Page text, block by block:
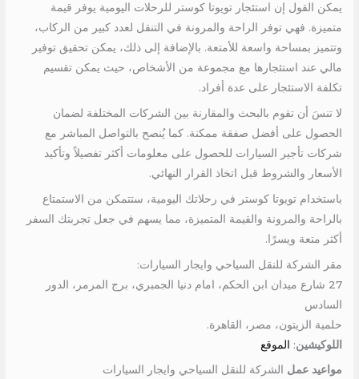
يمكن القول إن استئجار تويوتا كوستر للرحلات اليومية يوفر قيمة
متميزة. فهي توفر الراحة والمرونة في التنقل لعدد كبير من الركاب،
وتتميز بمساحة واسعة للأمتعة. بالإضافة إلى ذلك، يمكن تحقيق توفير
مالي عند استئجارها مع مجموعة من الأشخاص، حيث يمكن تقسيم
تكلفة الاستئجار على عدة أفراد.
لا تنسَ أن تقوم بالبحث والمقارنة بين الشركات المختلفة لضمان
الحصول على أفضل صفقة ممكنة. كما يُنصح بالتواصل المباشر مع
شركات تأجير السيارات للحصول على معلومات أكثر تفصيلاً وتأكيد
الأسعار والشروط قبل اتخاذ القرار النهائي.
باستخدام تويوتا كوستر في رحلاتك اليومية، ستتمكن من الاستمتاع
بالراحة والمرونة والقيمة المتميزة، مما يسهم في جعل تجربتك السفر
أكثر متعة ويسرًا.
مقر الشركة للنقل السياحي وايجار السيارات:
27 شارع ميدان ابن الحكم، امام دنيا الجمبري، برج المرمر، الدور
السادس
حلمية الزيتون، مصر، القاهرة.
اللوكيشين: الموقع
مواعيد عمل الشركة للنقل السياحي وايجار السيارات